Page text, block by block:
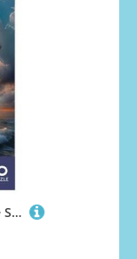
Segelboot Puzzles 1000 Teile Schwer Puzzle Spielzeug Pädagogisches Spiel Impossible Herausforderung Spielzeug Für Erwachsene Und Kinder in Bewährter 38x26cm/1000pcs